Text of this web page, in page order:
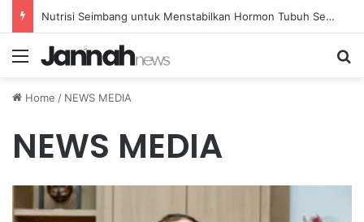
Nutrisi Seimbang untuk Menstabilkan Hormon Tubuh Secara Alami dan Aman Setiap Hari
Menu
Home / NEWS MEDIA
NEWS MEDIA